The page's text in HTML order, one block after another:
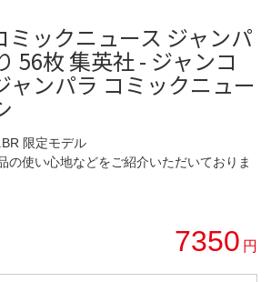
ミックニュース ジャンパ
56枚 集英社 - ジャンコ
ャンパラ コミックニュー
限定モデル
の使い心地などをご紹介いただいておりま
7350 円